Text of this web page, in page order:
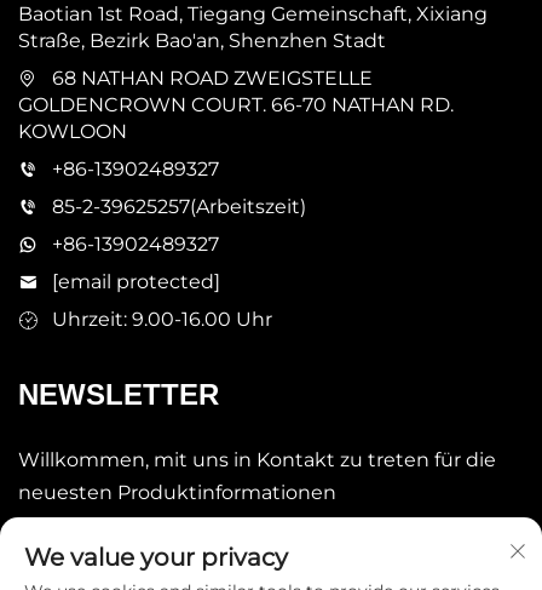
Baotian 1st Road, Tiegang Gemeinschaft, Xixiang
Straße, Bezirk Bao'an, Shenzhen Stadt
68 NATHAN ROAD ZWEIGSTELLE
GOLDENCROWN COURT. 66-70 NATHAN RD.
KOWLOON
+86-13902489327
85-2-39625257(Arbeitszeit)
+86-13902489327
[email protected]
Uhrzeit: 9.00-16.00 Uhr
NEWSLETTER
Willkommen, mit uns in Kontakt zu treten für die
neuesten Produktinformationen
We value your privacy